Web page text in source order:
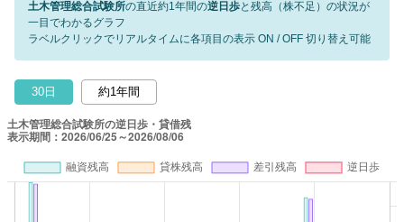
土木管理総合試験所の直近約1年間の逆日歩と残高（株不足）の状況が
一目でわかるグラフ
ラベルクリックでリアルタイムに各項目の表示 ON / OFF 切り替え可能
30日 約1年間